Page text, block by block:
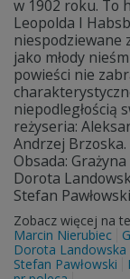
w 1902 roku. To
Leopolda I
niespodziewane
jako młody
powieści nie
niepodległością
reżyseria:
Andrzej
Obsada:
Dorota
Stefan
Zobacz więcej na
Marcin Nierubiec
Dorota Landowska
Stefan Pawłowski